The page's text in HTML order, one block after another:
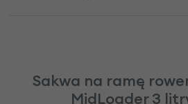
Sakwa na ramę
MidLoader 3